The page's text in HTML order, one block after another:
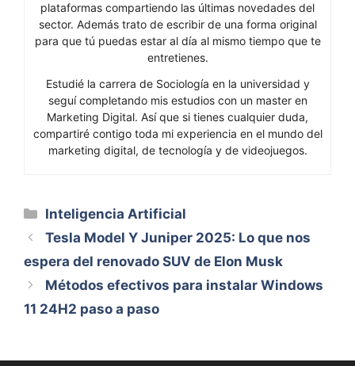
plataformas compartiendo las últimas novedades del
sector. Además trato de escribir de una forma original
para que tú puedas estar al día al mismo tiempo que te
entretienes.
Estudié la carrera de Sociología en la universidad y
seguí completando mis estudios con un master en
Marketing Digital. Así que si tienes cualquier duda,
compartiré contigo toda mi experiencia en el mundo del
marketing digital, de tecnología y de videojuegos.
Categorías
Inteligencia Artificial
Tesla Model Y Juniper 2025: Lo que nos
espera del renovado SUV de Elon Musk
Métodos efectivos para instalar Windows
11 24H2 paso a paso